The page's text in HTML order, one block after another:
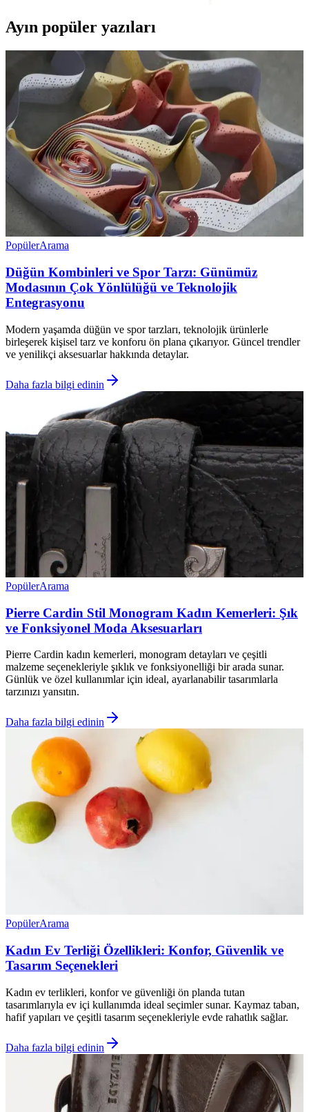
Ayın popüler yazıları
PopülerArama
Düğün Kombinleri ve Spor Tarzı: Günümüz
Modasının Çok Yönlülüğü ve Teknolojik
Entegrasyonu
Modern yaşamda düğün ve spor tarzları, teknolojik ürünlerle
birleşerek kişisel tarz ve konforu ön plana çıkarıyor. Güncel trendler
ve yenilikçi aksesuarlar hakkında detaylar.
Daha fazla bilgi edinin
PopülerArama
Pierre Cardin Stil Monogram Kadın Kemerleri: Şık
ve Fonksiyonel Moda Aksesuarları
Pierre Cardin kadın kemerleri, monogram detayları ve çeşitli
malzeme seçenekleriyle şıklık ve fonksiyonelliği bir arada sunar.
Günlük ve özel kullanımlar için ideal, ayarlanabilir tasarımlarla
tarzınızı yansıtın.
Daha fazla bilgi edinin
PopülerArama
Kadın Ev Terliği Özellikleri: Konfor, Güvenlik ve
Tasarım Seçenekleri
Kadın ev terlikleri, konfor ve güvenliği ön planda tutan
tasarımlarıyla ev içi kullanımda ideal seçimler sunar. Kaymaz taban,
hafif yapıları ve çeşitli tasarım seçenekleriyle evde rahatlık sağlar.
Daha fazla bilgi edinin